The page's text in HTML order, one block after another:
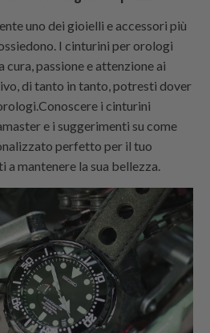
uno dei gioielli e accessori più
I cinturini per orologi
passione e attenzione ai
di tanto in tanto, potresti dover
i cinturini
e i suggerimenti su come
perfetto per il tuo
mantenere la sua bellezza.